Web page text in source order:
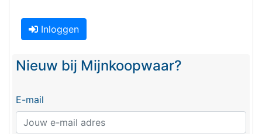
Inloggen
Nieuw bij Mijnkoopwaar?
E-mail